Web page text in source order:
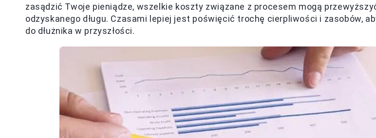
zasądzić Twoje pieniądze, wszelkie koszty związane z procesem mogą
odzyskanego długu. Czasami lepiej jest poświęcić trochę cierpliwości i zasobów,
do dłużnika w przyszłości.